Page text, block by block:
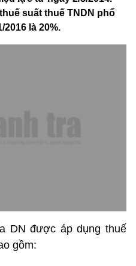
suất thuế TNDN phổ
là 20%.
DN được áp dụng thuế
gồm: